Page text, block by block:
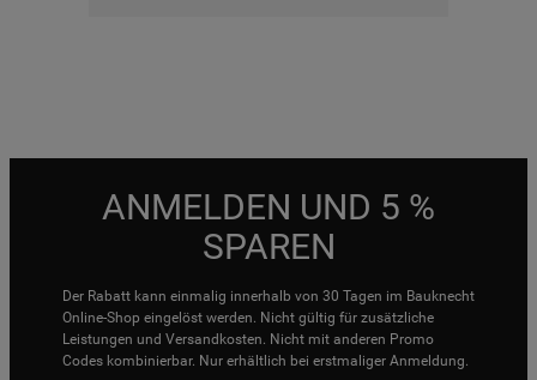
ANMELDEN UND 5 %
SPAREN
Der Rabatt kann einmalig innerhalb von 30 Tagen im Bauknecht
Online-Shop eingelöst werden. Nicht gültig für zusätzliche
Leistungen und Versandkosten. Nicht mit anderen Promo
Codes kombinierbar. Nur erhältlich bei erstmaliger Anmeldung.